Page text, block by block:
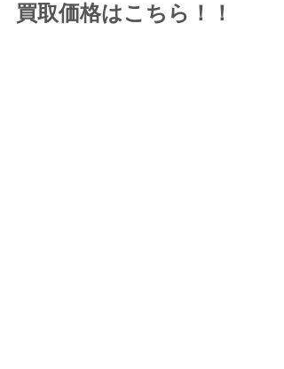
買取価格はこちら！！